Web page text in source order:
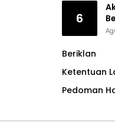
6
Beriklan
Ketentuan
Pedoman